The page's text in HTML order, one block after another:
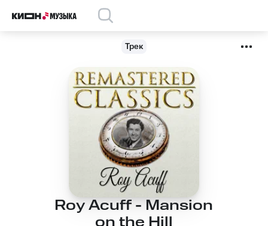
Трек
Roy Acuff - Mansion